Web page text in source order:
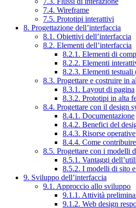
7.4. Wireframe
7.5. Prototipi interattivi
8. Progettazione dell’interfaccia
8.1. Obiettivi dell’interfaccia
8.2. Elementi dell’interfaccia
8.2.1. Elementi di
8.2.2. Elementi
8.2.3. Elementi testuali
8.3. Progettare e costruire in
8.3.1. Layout di pagina
8.3.2. Prototipi in alta
8.4. Progettare con il design
8.4.1. Documentazione
8.4.2. Benefici del
8.4.3. Risorse operative
8.4.4. Come
8.5. Progettare con i modelli
8.5.1. Vantaggi
8.5.2. I modelli di sito
9. Sviluppo dell’interfaccia
9.1. Approccio allo sviluppo
9.1.1. Attività
9.1.2. Web design